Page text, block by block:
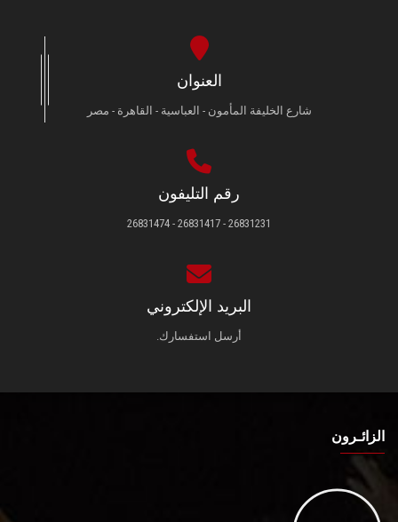
العنوان
شارع الخليفة المأمون - العباسية - القاهرة - مصر
رقم التليفون
26831231 - 26831417 - 26831474
البريد الإلكتروني
أرسل استفسارك.
الزائـرون